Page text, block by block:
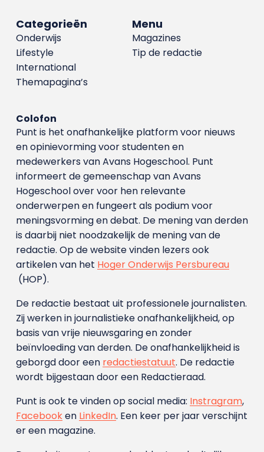
Menu
Magazines
Tip de redactie
Categorieën
Onderwijs
Lifestyle
International
Themapagina’s
Colofon
Punt is het onafhankelijke platform voor nieuws
en opinievorming voor studenten en
medewerkers van Avans Hoge­school. Punt
informeert de gemeenschap van Avans
Hogeschool over voor hen relevante
onderwerpen en fungeert als podium voor
meningsvorming en debat. De mening van derden
is daarbij niet noodzakelijk de mening van de
redactie. Op de website vinden lezers ook
artikelen van het Hoger Onderwijs Persbureau
(HOP).
De redactie bestaat uit professionele journalisten.
Zij werken in journalistieke onafhankelijkheid, op
basis van vrije nieuwsgaring en zonder
beïnvloeding van derden. De onafhankelijkheid is
geborgd door een redactiestatuut. De redactie
wordt bijgestaan door een Redactieraad.
Punt is ook te vinden op social media: Instragram,
Facebooken LinkedIn. Een keer per jaar verschijnt
er een magazine.